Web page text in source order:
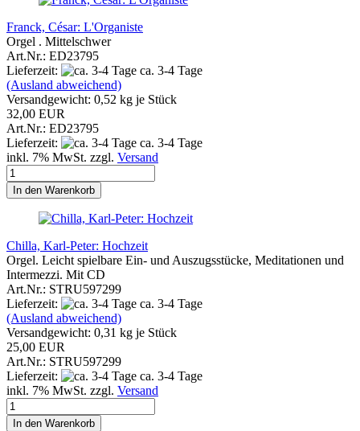
Franck, César: L'Organiste
Orgel . Mittelschwer
Art.Nr.: ED23795
Lieferzeit:
ca. 3-4 Tage
(Ausland abweichend)
Versandgewicht: 0,52 kg je Stück
32,00 EUR
Art.Nr.: ED23795
Lieferzeit:
ca. 3-4 Tage
inkl. 7% MwSt. zzgl. Versand
In den Warenkorb
Chilla, Karl-Peter: Hochzeit
Orgel. Leicht spielbare Ein- und Auszugsstücke, Meditationen und
Intermezzi. Mit CD
Art.Nr.: STRU597299
Lieferzeit:
ca. 3-4 Tage
(Ausland abweichend)
Versandgewicht: 0,31 kg je Stück
25,00 EUR
Art.Nr.: STRU597299
Lieferzeit:
ca. 3-4 Tage
inkl. 7% MwSt. zzgl. Versand
In den Warenkorb